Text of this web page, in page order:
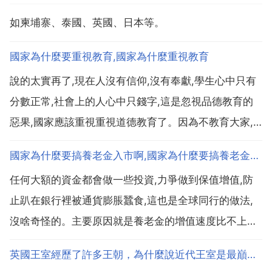
如柬埔寨、泰國、英國、日本等。
國家為什麼要重視教育,國家為什麼重視教育
說的太實再了,現在人沒有信仰,沒有奉獻,學生心中只有
分數正常,社會上的人心中只錢字,這是忽視品德教育的
惡果,國家應該重視重視道德教育了。因為不教育大家,
是增強我國綜合國力和國際競爭力的基礎性因素。當今
世界範圍內的競爭 綜合國力的競爭,關鍵是科學技術...
國家為什麼要搞養老金入市啊,國家為什麼要搞養老金入市啊
任何大額的資金都會做一些投資,力爭做到保值增值,防
止趴在銀行裡被通貨膨脹蠶食,這也是全球同行的做法,
沒啥奇怪的。主要原因就是養老金的增值速度比不上通
養老就不夠用了。養老金為什麼要入市?清華大學就業
英國王室經歷了許多王朝，為什麼說近代王室是最巔峰的時期